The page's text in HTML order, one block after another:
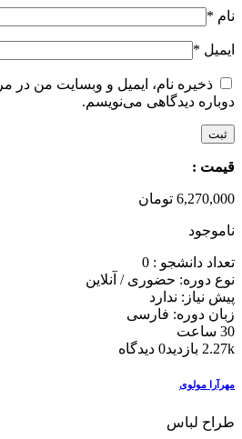
نام *
ایمیل *
ذخیره نام، ایمیل و وبسایت من در
دوباره دیدگاهی می‌نویسم.
قیمت :
6,270,000 تومان
ناموجود
تعداد دانشجو : 0
نوع دوره: حضوری / آنلاین
پیش نیاز: ندارد
زبان دوره: فارسی
30 ساعت
2.27k بازدید
0 دیدگاه
مهرآرا مولوی
طراح لباس